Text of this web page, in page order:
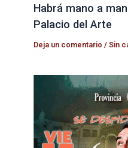
Habrá mano a
Palacio del Arte
Deja un comentario /Sin